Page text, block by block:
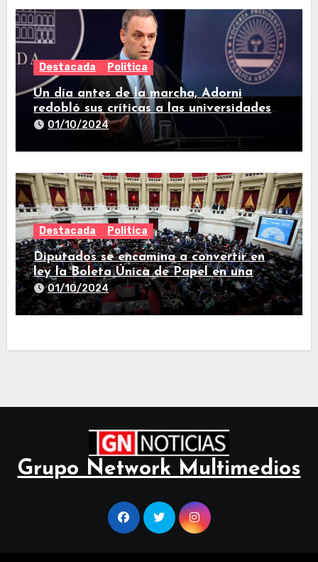
Destacada Politica
Un día antes de la marcha, Adorni
redobló sus críticas a las universidades
nacionales
01/10/2024
Destacada Politica
Diputados se encamina a convertir en
ley la Boleta Única de Papel en una
larga sesión
01/10/2024
Grupo Network Multimedios